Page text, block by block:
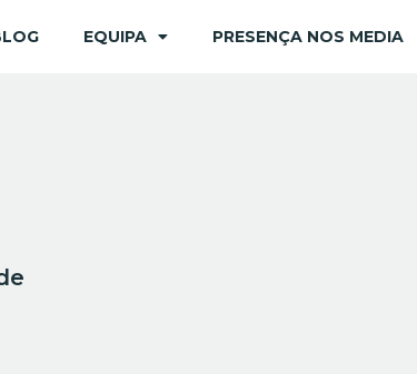
EQUIPA PRESENÇA NOS MEDIA